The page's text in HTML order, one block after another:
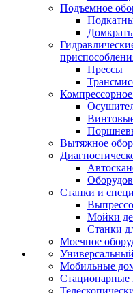
Подъемное
Прессы
Вытяжное
Станки и
Мойки
Станки
Моечное
Мобильные
Стационарные